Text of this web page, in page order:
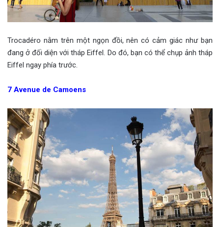
Trocadéro nằm trên một ngọn đồi, nên có cảm giác như bạn
đang ở đối diện với tháp Eiffel. Do đó, bạn có thể chụp ảnh tháp
Eiffel ngay phía trước.
7 Avenue de Camoens